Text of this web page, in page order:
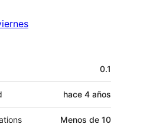
0.1
hace 4 años
Menos de 10